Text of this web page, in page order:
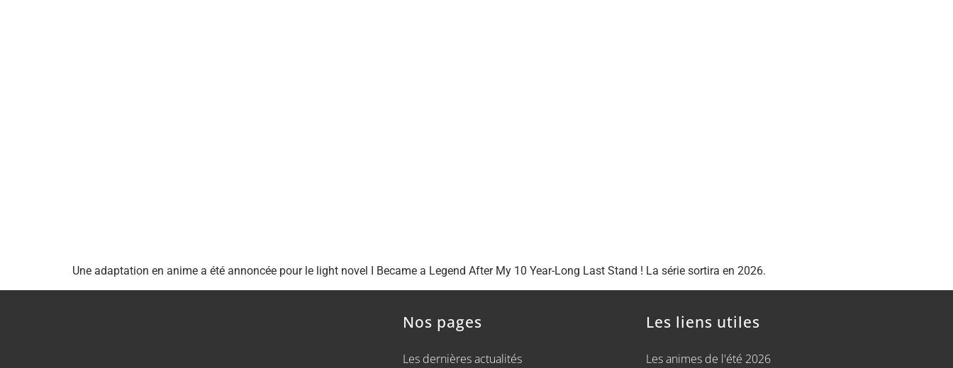
Une adaptation en anime a été annoncée pour le light novel I Became a Legend After My 10 Year-Long Last Stand ! La série sortira en 2026.
Nos pages
Les dernières actualités
Les liens utiles
Les animes de l'été 2026